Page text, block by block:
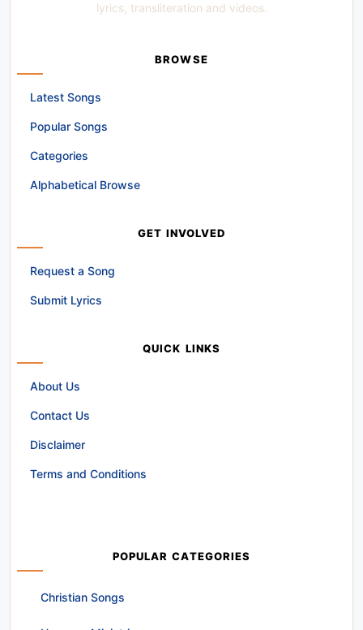
lyrics, transliteration and videos.
BROWSE
Latest Songs
Popular Songs
Categories
Alphabetical Browse
GET INVOLVED
Request a Song
Submit Lyrics
QUICK LINKS
About Us
Contact Us
Disclaimer
Terms and Conditions
POPULAR CATEGORIES
Christian Songs